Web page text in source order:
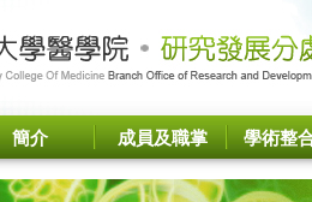
簡介 成員及職掌 學術整